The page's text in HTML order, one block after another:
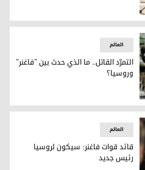
العالم
التمرّد القاتل.. ما الذي حدث بين "فاغنر"
وروسيا؟
العالم
قائد قوات فاغنر: سيكون لروسيا
رئيس جديد